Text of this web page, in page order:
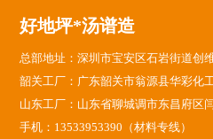
好地坪*汤谱造
总部地址：深圳市宝安区石岩街道创
韶关工厂：广东韶关市翁源县华彩化
山东工厂：山东省聊城调市东昌府区
手机：13533953390（材料专线）